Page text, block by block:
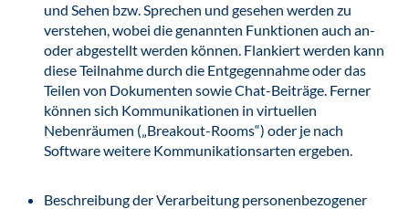
und Sehen bzw. Sprechen und gesehen werden zu
verstehen, wobei die genannten Funktionen auch an-
oder abgestellt werden können. Flankiert werden kann
diese Teilnahme durch die Entgegennahme oder das
Teilen von Dokumenten sowie Chat-Beiträge. Ferner
können sich Kommunikationen in virtuellen
Nebenräumen („Breakout-Rooms“) oder je nach
Software weitere Kommunikationsarten ergeben.
Beschreibung der Verarbeitung personenbezogener